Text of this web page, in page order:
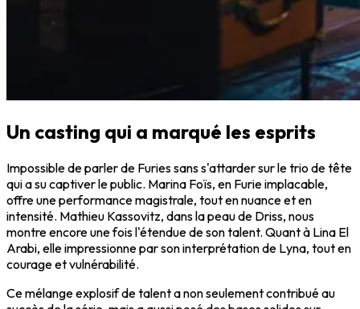
Un casting qui a marqué les esprits
Impossible de parler de Furies sans s'attarder sur le trio de tête
qui a su captiver le public. Marina Foïs, en Furie implacable,
offre une performance magistrale, tout en nuance et en
intensité. Mathieu Kassovitz, dans la peau de Driss, nous
montre encore une fois l'étendue de son talent. Quant à Lina El
Arabi, elle impressionne par son interprétation de Lyna, tout en
courage et vulnérabilité.
Ce mélange explosif de talent a non seulement contribué au